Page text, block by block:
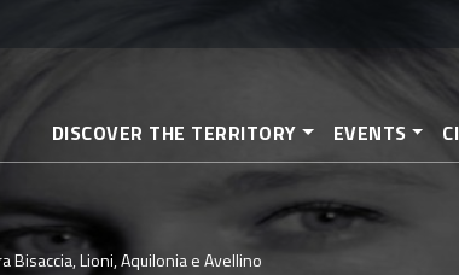
to
DISCOVER THE TERRITORY EVENTS
Bisaccia, Lioni, Aquilonia e Avellino